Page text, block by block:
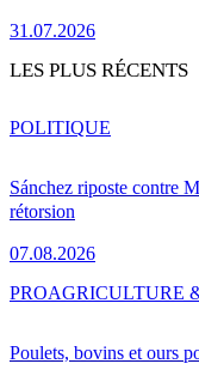
31.07.2026
LES PLUS RÉCENTS
Sánchez riposte contre
rétorsion
07.08.2026
POLITIQUE
Poulets, bovins et ours
PROAGRICULTURE